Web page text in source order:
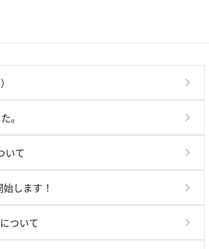
。
いて
します！
ついて